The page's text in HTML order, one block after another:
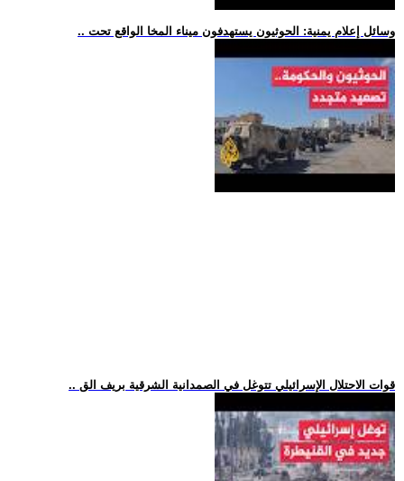
.. وسائل إعلام يمنية: الحوثيون يستهدفون ميناء المخا الواقع تحت
.. قوات الاحتلال الإسرائيلي تتوغل في الصمدانية الشرقية بريف الق